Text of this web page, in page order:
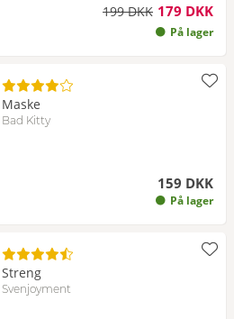
199 DKK 179 DKK
På lager
Maske
Bad Kitty
159 DKK
På lager
Streng
Svenjoyment